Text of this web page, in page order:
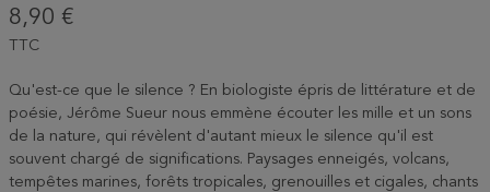
8,90 €
TTC
Qu'est-ce que le silence ? En biologiste épris de littérature et de
poésie, Jérôme Sueur nous emmène écouter les mille et un sons
de la nature, qui révèlent d'autant mieux le silence qu'il est
souvent chargé de significations. Paysages enneigés, volcans,
tempêtes marines, forêts tropicales, grenouilles et cigales, chants